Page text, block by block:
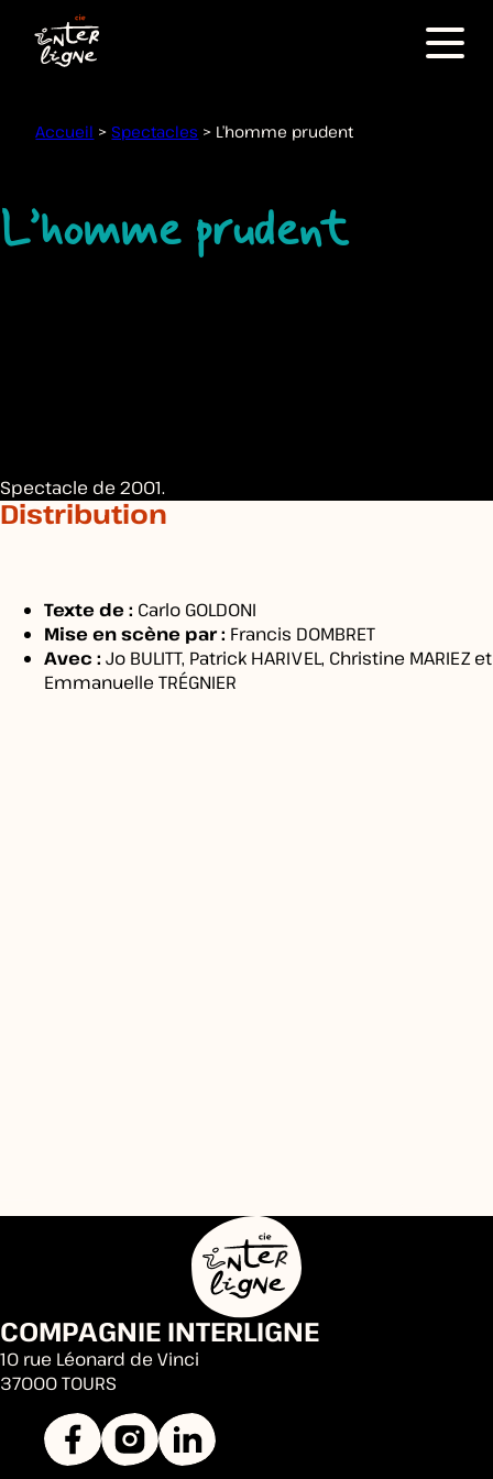
Menu
Accueil >Spectacles > L’homme prudent
L’homme prudent
Spectacle de 2001.
Distribution
Texte de : Carlo GOLDONI
Mise en scène par : Francis DOMBRET
Avec : Jo BULITT, Patrick HARIVEL, Christine MARIEZ et
Emmanuelle TRÉGNIER
COMPAGNIE INTERLIGNE
10 rue Léonard de Vinci
37000 TOURS